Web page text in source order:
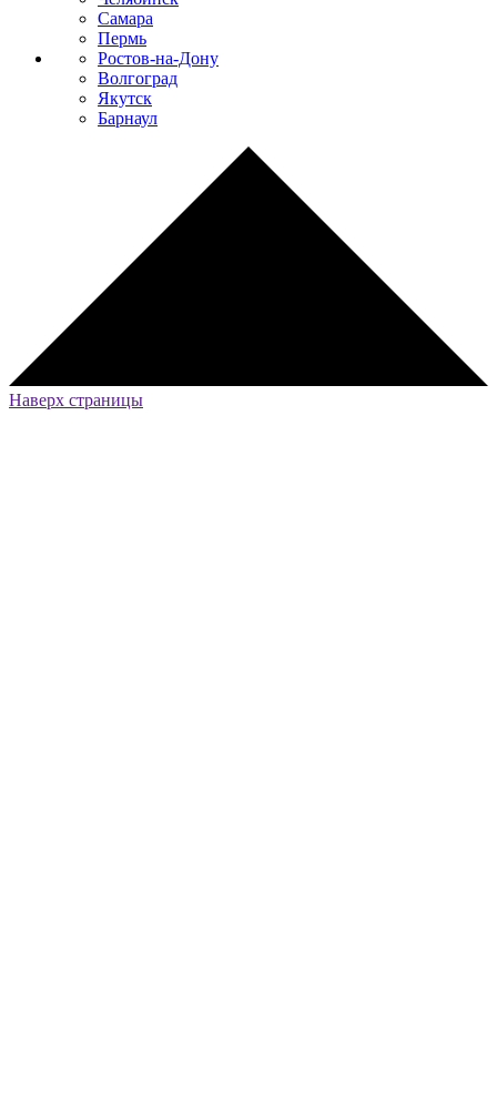
Самара
Пермь
Ростов-на-Дону
Волгоград
Якутск
Барнаул
Наверх страницы